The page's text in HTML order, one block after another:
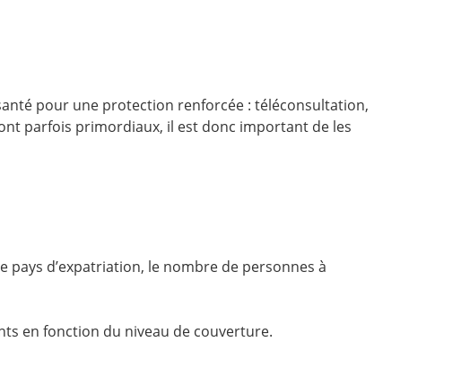
pour une protection renforcée : téléconsultation,
parfois primordiaux, il est donc important de les
d’expatriation, le nombre de personnes à
en fonction du niveau de couverture.